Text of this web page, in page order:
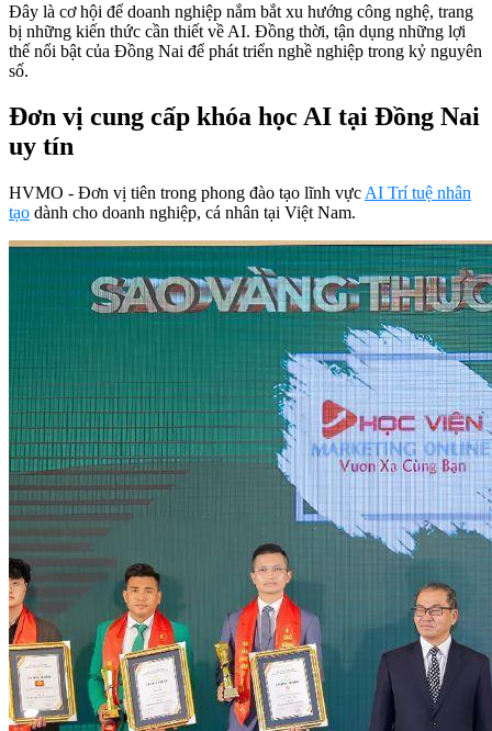
Đây là cơ hội để doanh nghiệp nắm bắt xu hướng công nghệ, trang
bị những kiến thức cần thiết về AI. Đồng thời, tận dụng những lợi
thế nổi bật của Đồng Nai để phát triển nghề nghiệp trong kỷ nguyên
số.
Đơn vị cung cấp khóa học AI tại Đồng Nai
uy tín
HVMO - Đơn vị tiên trong phong đào tạo lĩnh vực AI Trí tuệ nhân
tạo dành cho doanh nghiệp, cá nhân tại Việt Nam.